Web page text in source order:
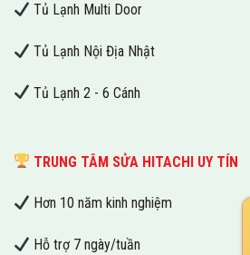
Tủ Lạnh Multi Door
Tủ Lạnh Nội Địa Nhật
Tủ Lạnh 2 - 6 Cánh
TRUNG TÂM SỬA HITACHI UY TÍN
Hơn 10 năm kinh nghiệm
Hỗ trợ 7 ngày/tuần